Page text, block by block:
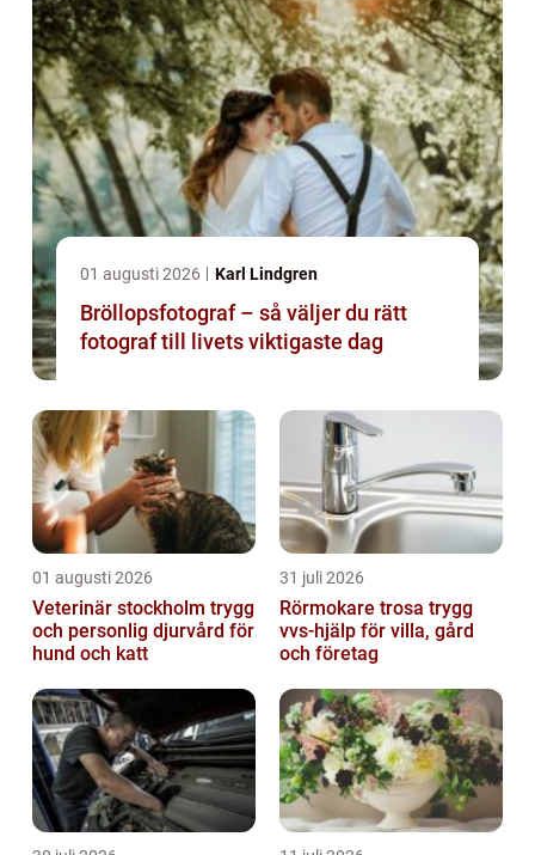
01 augusti 2026 Karl Lindgren
Bröllopsfotograf – så väljer du rätt
fotograf till livets viktigaste dag
01 augusti 2026
Veterinär stockholm trygg
och personlig djurvård för
hund och katt
31 juli 2026
Rörmokare trosa trygg
vvs-hjälp för villa, gård
och företag